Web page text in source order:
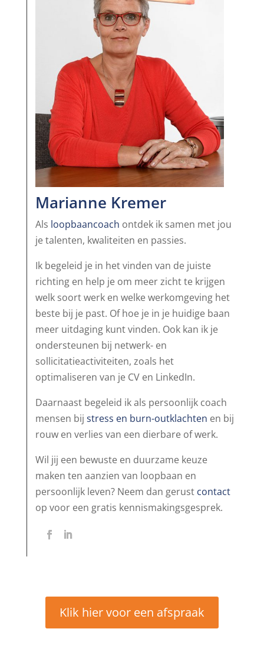
Marianne Kremer
Als loopbaancoach ontdek ik samen met jou
je talenten, kwaliteiten en passies.
Ik begeleid je in het vinden van de juiste
richting en help je om meer zicht te krijgen
welk soort werk en welke werkomgeving het
beste bij je past. Of hoe je in je huidige baan
meer uitdaging kunt vinden. Ook kan ik je
ondersteunen bij netwerk- en
sollicitatieactiviteiten, zoals het
optimaliseren van je CV en LinkedIn.
Daarnaast begeleid ik als persoonlijk coach
mensen bij stress en burn-outklachten en bij
rouw en verlies van een dierbare of werk.
Wil jij een bewuste en duurzame keuze
maken ten aanzien van loopbaan en
persoonlijk leven? Neem dan gerust contact
op voor een gratis kennismakingsgesprek.
Klik hier voor een afspraak